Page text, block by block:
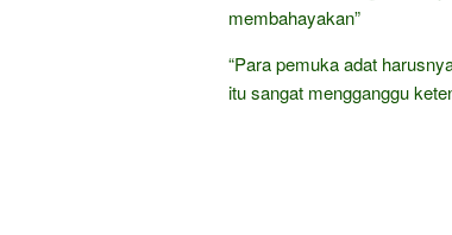
membahayakan”
“Para pemuka adat
itu sangat mengganggu